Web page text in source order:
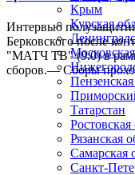
Интервью
Берковского после
"МАТЧ ТВ" (9:0) в
сборов.— Сборы
Крым
Курская
Пензенская
Татарстан
Ростовская
Рязанская
Самарская
Санкт-